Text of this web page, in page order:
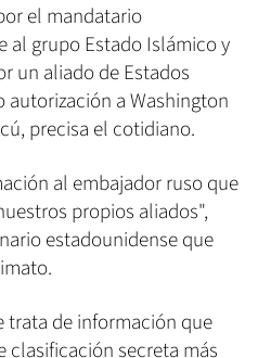
el mandatario
al grupo Estado Islámico y
un aliado de Estados
autorización a Washington
precisa el cotidiano.
al embajador ruso que
propios aliados",
estadounidense que
trata de información que
clasificación secreta más